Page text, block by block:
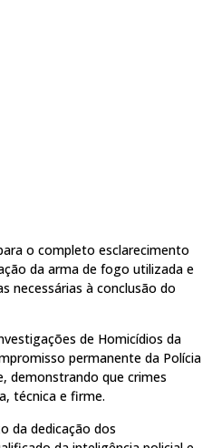
o completo esclarecimento
da arma de fogo utilizada e
necessárias à conclusão do
de Homicídios da
permanente da Polícia
demonstrando que crimes
técnica e firme.
da dedicação dos